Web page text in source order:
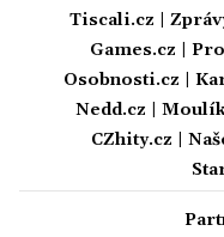
Tiscali.cz
Games.cz
Osobnosti.cz
Nedd.cz
CZhity.cz